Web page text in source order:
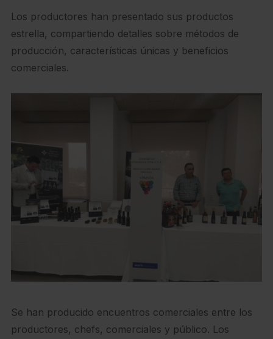
Los productores han presentado sus productos
estrella, compartiendo detalles sobre métodos de
producción, características únicas y beneficios
comerciales.
Se han producido encuentros comerciales entre los
productores, chefs, comerciales y público. Los